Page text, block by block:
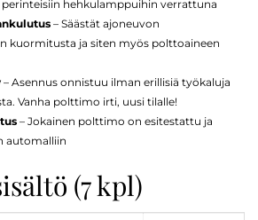
hehkulamppuihin verrattuna
– Säästät ajoneuvon
kuormitusta ja siten myös polttoaineen
– Asennus onnistuu ilman erillisiä työkaluja
Vanha polttimo irti, uusi tilalle!
– Jokainen polttimo on esitestattu ja
automalliin
(7 kpl)